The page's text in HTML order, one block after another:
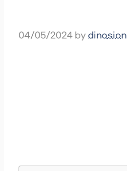
04/05/2024 by dinosion